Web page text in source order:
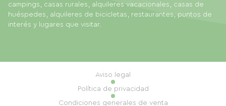
campings, casas rurales, alquileres vacacionales, casas de
huéspedes, alquileres de bicicletas, restaurantes, puntos de
interés y lugares que visitar.
Aviso legal
Política de privacidad
Condiciones generales de venta